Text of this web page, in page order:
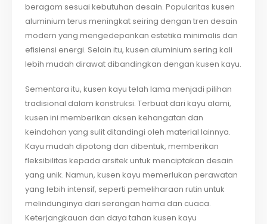
beragam sesuai kebutuhan desain. Popularitas kusen
aluminium terus meningkat seiring dengan tren desain
modern yang mengedepankan estetika minimalis dan
efisiensi energi. Selain itu, kusen aluminium sering kali
lebih mudah dirawat dibandingkan dengan kusen kayu.
Sementara itu, kusen kayu telah lama menjadi pilihan
tradisional dalam konstruksi. Terbuat dari kayu alami,
kusen ini memberikan aksen kehangatan dan
keindahan yang sulit ditandingi oleh material lainnya.
Kayu mudah dipotong dan dibentuk, memberikan
fleksibilitas kepada arsitek untuk menciptakan desain
yang unik. Namun, kusen kayu memerlukan perawatan
yang lebih intensif, seperti pemeliharaan rutin untuk
melindunginya dari serangan hama dan cuaca.
Keterjangkauan dan daya tahan kusen kayu